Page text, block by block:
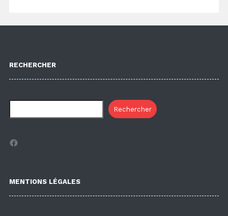
RECHERCHER
Rechercher
Facebook
MENTIONS LÉGALES